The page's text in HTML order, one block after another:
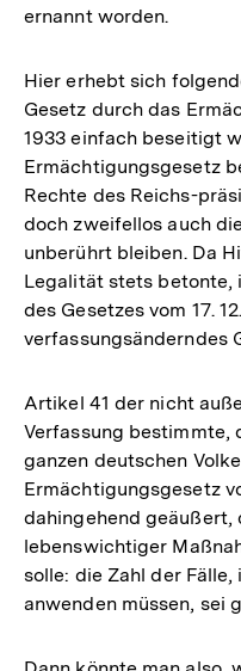
ernannt worden.
Hier erhebt sich
Gesetz durch das
1933 einfach beseitigt
Ermächtigungsgesetz
Rechte des Reichs-
doch zweifellos auch
unberührt bleiben. Da
Legalität stets betonte,
des Gesetzes vom 17.
verfassungsänderndes
Artikel 41 der nicht
Verfassung bestimmte,
ganzen deutschen
Ermächtigungsgesetz
dahingehend geäußert,
lebenswichtiger
solle: die Zahl der
anwenden müssen, sei